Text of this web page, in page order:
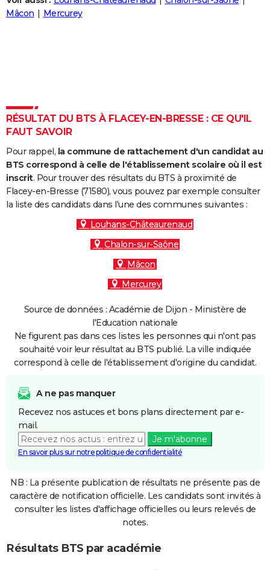
Destinations
City break
Voyage nature
Voyage de noces
Forum
Climat
+
PHOTO
Carte de Noël
Carte Bonne année
Carte Saint-Valentin
Carte Pâques
Carte d'anniversaire
DICTIONNAIRE
Dictionnaire
Biographies
Citations
Expressions
Proverbes
PROGRAMME TV
COPAINS D'AVANT
S'inscrire
Se connecter
Lycées
Collèges
Primaires
Universités
Entreprises
Service militaire
Avis de recherche
AVIS DE DÉCÈS
FORUM
Mâcon
Mercurey
RÉSULTAT DU BTS À FLACEY-EN-BRESSE : CE QU'IL
FAUT SAVOIR
Pour rappel, la commune de rattachement d'un candidat au
BTS correspond à celle de l'établissement scolaire où il est
inscrit. Pour trouver des résultats du BTS à proximité de
Flacey-en-Bresse (71580), vous pouvez par exemple consulter
la liste des candidats dans l'une des communes suivantes :
Louhans-Châteaurenaud
Chalon-sur-Saône
Mâcon
Mercurey
Source de données : Académie de Dijon - Ministère de
l'Education nationale
Ne figurent pas dans ces listes les personnes qui n'ont pas
souhaité voir leur résultat au BTS publié. La ville indiquée
correspond à celle de l'établissement d'origine du candidat.
A ne pas manquer
Recevez nos astuces et bons plans directement par e-
mail.
Je m'abonne
En savoir plus sur notre politique de confidentialité
NB : La présente publication de résultats ne présente pas de
caractère de notification officielle. Les candidats sont invités à
consulter les listes d'affichage officielles ou leurs relevés de
notes.
Résultats BTS par académie